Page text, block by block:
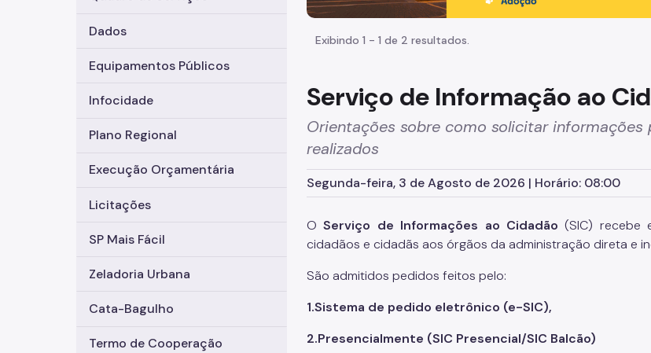
Dados
Equipamentos Públicos
Infocidade
Plano Regional
Execução Orçamentária
Licitações
SP Mais Fácil
Zeladoria Urbana
Cata-Bagulho
Termo de Cooperação
Exibindo 1 - 1 de 2 resultados.
Serviço de Informação ao
Orientações sobre como solicitar
realizados
Segunda-feira, 3 de Agosto de 2026 | Horário: 08:00
OServiço de Informações ao Cidadão(SIC) recebe
cidadãos e cidadãs aos órgãos da administração direta e
São admitidos pedidos feitos pelo:
1.Sistema de pedido eletrônico (e-SIC),
2.Presencialmente (SIC Presencial/SIC Balcão)